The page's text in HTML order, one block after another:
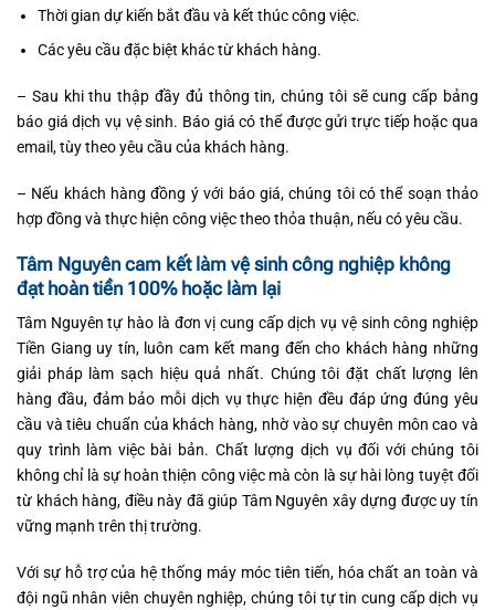
Thời gian dự kiến bắt đầu và kết thúc công việc.
Các yêu cầu đặc biệt khác từ khách hàng.
– Sau khi thu thập đầy đủ thông tin, chúng tôi sẽ cung cấp bảng
báo giá dịch vụ vệ sinh. Báo giá có thể được gửi trực tiếp hoặc qua
email, tùy theo yêu cầu của khách hàng.
– Nếu khách hàng đồng ý với báo giá, chúng tôi có thể soạn thảo
hợp đồng và thực hiện công việc theo thỏa thuận, nếu có yêu cầu.
Tâm Nguyên cam kết làm vệ sinh công nghiệp không
đạt hoàn tiền 100% hoặc làm lại
Tâm Nguyên tự hào là đơn vị cung cấp dịch vụ vệ sinh công nghiệp
Tiền Giang uy tín, luôn cam kết mang đến cho khách hàng những
giải pháp làm sạch hiệu quả nhất. Chúng tôi đặt chất lượng lên
hàng đầu, đảm bảo mỗi dịch vụ thực hiện đều đáp ứng đúng yêu
cầu và tiêu chuẩn của khách hàng, nhờ vào sự chuyên môn cao và
quy trình làm việc bài bản. Chất lượng dịch vụ đối với chúng tôi
không chỉ là sự hoàn thiện công việc mà còn là sự hài lòng tuyệt đối
từ khách hàng, điều này đã giúp Tâm Nguyên xây dựng được uy tín
vững mạnh trên thị trường.
Với sự hỗ trợ của hệ thống máy móc tiên tiến, hóa chất an toàn và
đội ngũ nhân viên chuyên nghiệp, chúng tôi tự tin cung cấp dịch vụ